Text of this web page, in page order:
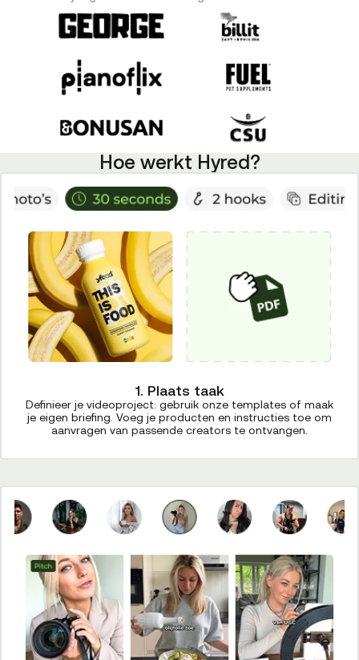
Hoe werkt Hyred?
1. Plaats taak
Definieer je videoproject: gebruik onze templates of maak
je eigen briefing. Voeg je producten en instructies toe om
aanvragen van passende creators te ontvangen.